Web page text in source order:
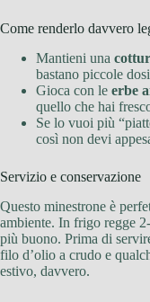
Come renderlo davvero
Mantieni una
bastano piccole
Gioca con le erbe
quello che hai
Se lo vuoi più
così non devi
Servizio e conservazione
Questo minestrone è
ambiente. In frigo regge
più buono. Prima di
filo d’olio a crudo e
estivo, davvero.